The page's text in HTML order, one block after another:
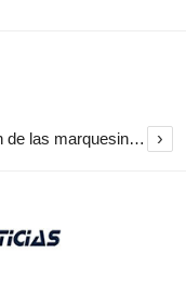
El Ayuntamiento inicia la restauración de las marquesinas de Plaza Esteve para volver a instalarlas en el centro de Jerez ›